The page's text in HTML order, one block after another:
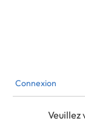
Connexion
Veuillez